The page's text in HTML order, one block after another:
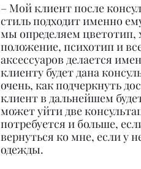
– Мой клиент после
стиль подходит именно
мы определяем цветотип,
положение, психотип и
аксессуаров делается
клиенту будет дана
очень, как подчеркнуть
клиент в дальнейшем
может уйти две
потребуется и больше,
вернуться ко мне, если у
одежды.